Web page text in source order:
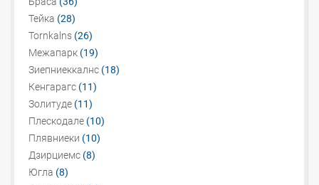
Тейка (28)
Tornkalns (26)
Межапарк (19)
Зиепниеккалнс (18)
Кенгарагс (11)
Золитуде (11)
Плескодале (10)
Плявниеки (10)
Дзирциемс (8)
Югла (8)